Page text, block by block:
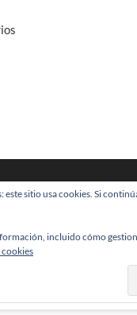
| Diseñado por:
este sitio usa cookies. Si
incluido cómo
cookies